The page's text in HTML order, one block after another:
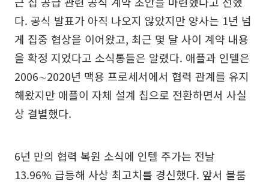
다. 공식 발표가 아직 나오지 않았지만 양사는 1년 넘
게 집중 협상을 이어왔고, 최근 몇 달 사이 계약 내용
을 확정 지었다고 소식통들은 알렸다. 애플과 인텔은
2006∼2020년 맥용 프로세서에서 협력 관계를 유지
해왔지만 애플이 자체 설계 칩으로 전환하면서 사실
상 결별했다.
6년 만의 협력 복원 소식에 인텔 주가는 전날
13.96% 급등해 사상 최고치를 경신했다. 앞서 블룸